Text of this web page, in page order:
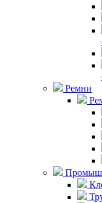
Ремни